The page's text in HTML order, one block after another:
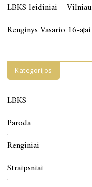
LBKS leidiniai –
Renginys Vasario 16-
Kategorijos
LBKS
Paroda
Renginiai
Straipsniai